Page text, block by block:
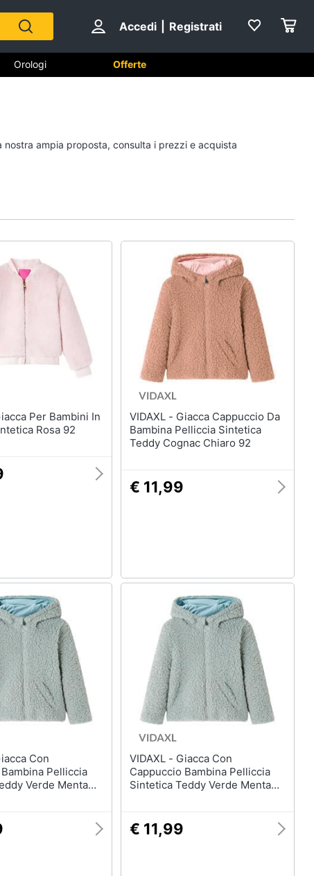
Accedi Registrati
Ciabatte
Vedi tutti
Gioielli
Anelli
Orecchini
Cavigliera
Collane
Orologi Offerte
ampia proposta, consulta i prezzi e acquista
Rosa 92
VIDAXL - Giacca Cappuccio Da
Bambina Pelliccia Sintetica
Teddy Cognac Chiaro 92
€ 11,99
Pelliccia
Verde Menta
VIDAXL - Giacca Con
Cappuccio Bambina Pelliccia
Sintetica Teddy Verde Menta
€ 11,99